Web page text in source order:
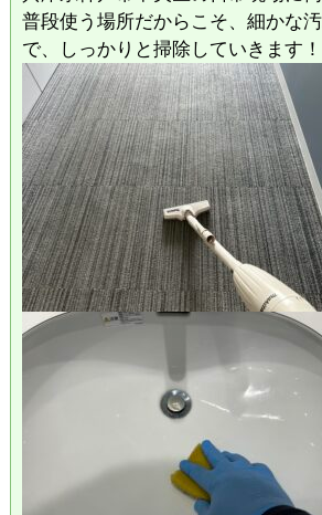
普段使う場所だからこそ、細かな
で、しっかりと掃除していきます！